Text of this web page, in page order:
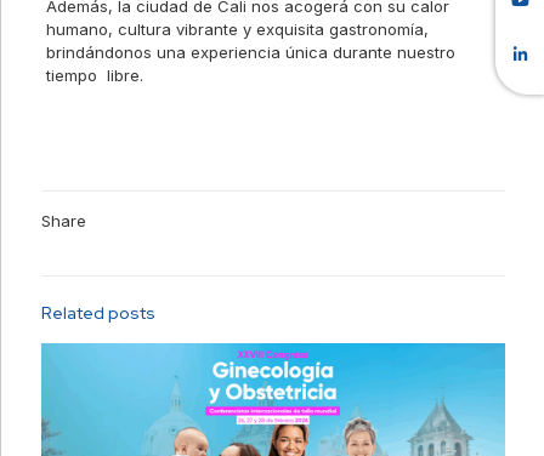
Además, la ciudad de Cali nos acogerá con su calor
humano, cultura vibrante y exquisita gastronomía,
brindándonos una experiencia única durante nuestro
tiempo libre.
Share
Related posts